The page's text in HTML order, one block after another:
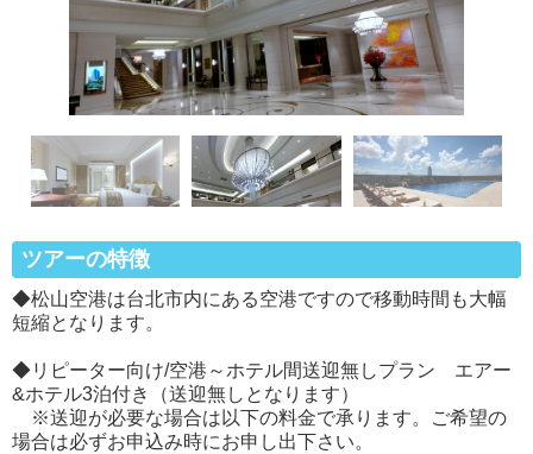
ツアーの特徴
◆松山空港は台北市内にある空港ですので移動時間も大幅
短縮となります。
◆リピーター向け/空港～ホテル間送迎無しプラン エアー
&ホテル3泊付き（送迎無しとなります）
※送迎が必要な場合は以下の料金で承ります。ご希望の
場合は必ずお申込み時にお申し出下さい。